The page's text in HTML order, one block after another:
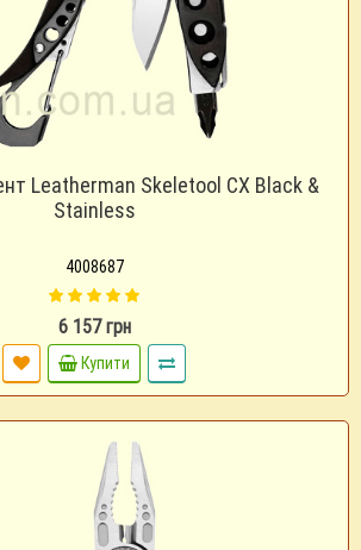
Leatherman Skeletool CX Black &
Stainless
4008687
6 157 грн
Купити